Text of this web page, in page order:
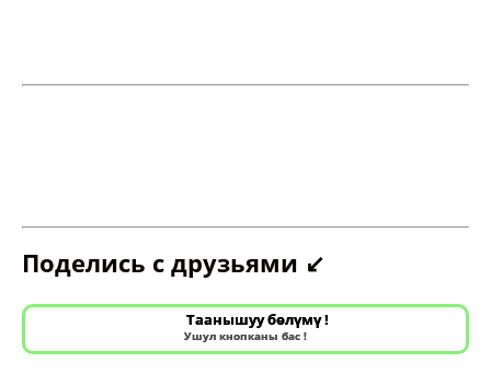
Поделись с друзьями ↙️
Таанышуу бөлүмү !
Ушул кнопканы бас !